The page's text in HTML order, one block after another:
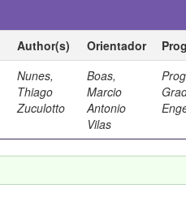
Author(s) Orientador
Nunes,
Thiago
Zuculotto
Boas,
Marcio
Antonio
Vilas